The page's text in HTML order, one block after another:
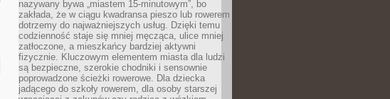
nazywany bywa „miastem 15-minutowym”, bo
zakłada, że w ciągu kwadransa pieszo lub rowerem
dotrzemy do najważniejszych usług. Dzięki temu
codzienność staje się mniej męcząca, ulice mniej
zatłoczone, a mieszkańcy bardziej aktywni
fizycznie. Kluczowym elementem miasta dla ludzi
są bezpieczne, szerokie chodniki i sensownie
poprowadzone ścieżki rowerowe. Dla dziecka
jadącego do szkoły rowerem, dla osoby starszej